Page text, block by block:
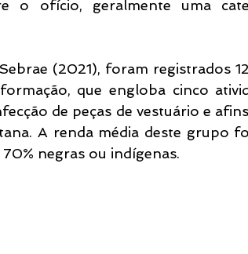
o ofício, geralmente uma
(2021), foram registrados
que engloba cinco
de peças de vestuário e
A renda média deste grupo
negras ou indígenas.